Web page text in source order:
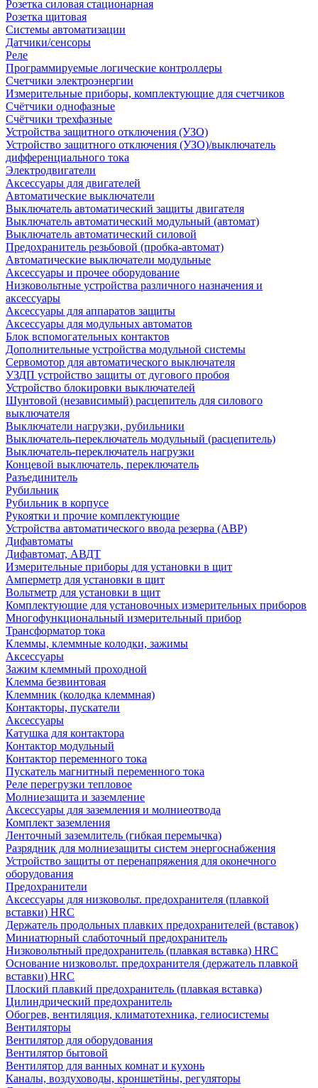
Розетка силовая стационарная
Розетка щитовая
Системы автоматизации
Датчики/сенсоры
Реле
Программируемые логические контроллеры
Счетчики электроэнергии
Измерительные приборы, комплектующие для счетчиков
Счётчики однофазные
Счётчики трехфазные
Устройства защитного отключения (УЗО)
Устройство защитного отключения (УЗО)/выключатель
дифференциального тока
Электродвигатели
Аксессуары для двигателей
Автоматические выключатели
Выключатель автоматический защиты двигателя
Выключатель автоматический модульный (автомат)
Выключатель автоматический силовой
Предохранитель резьбовой (пробка-автомат)
Автоматические выключатели модульные
Аксессуары и прочее оборудование
Низковольтные устройства различного назначения и
аксессуары
Аксессуары для аппаратов защиты
Аксессуары для модульных автоматов
Блок вспомогательных контактов
Дополнительные устройства модульной системы
Сервомотор для автоматического выключателя
УЗДП устройство защиты от дугового пробоя
Устройство блокировки выключателей
Шунтовой (независимый) расцепитель для силового
выключателя
Выключатели нагрузки, рубильники
Выключатель-переключатель модульный (расцепитель)
Выключатель-переключатель нагрузки
Концевой выключатель, переключатель
Разъединитель
Рубильник
Рубильник в корпусе
Рукоятки и прочие комплектующие
Устройства автоматического ввода резерва (АВР)
Дифавтоматы
Дифавтомат, АВДТ
Измерительные приборы для установки в щит
Амперметр для установки в щит
Вольтметр для установки в щит
Комплектующие для установочных измерительных приборов
Многофункциональный измерительный прибор
Трансформатор тока
Клеммы, клеммные колодки, зажимы
Аксессуары
Зажим клеммный проходной
Клемма безвинтовая
Клеммник (колодка клеммная)
Контакторы, пускатели
Аксессуары
Катушка для контактора
Контактор модульный
Контактор переменного тока
Пускатель магнитный переменного тока
Реле перегрузки тепловое
Молниезащита и заземление
Аксессуары для заземления и молниеотвода
Комплект заземления
Ленточный заземлитель (гибкая перемычка)
Разрядник для молниезащиты систем энергоснабжения
Устройство защиты от перенапряжения для оконечного
оборудования
Предохранители
Аксессуары для низковольт. предохранителя (плавкой
вставки) HRC
Держатель продольных плавких предохранителей (вставок)
Миниатюрный слаботочный предохранитель
Низковольтный предохранитель (плавкая вставка) HRC
Основание низковольт. предохранителя (держатель плавкой
вставки) HRC
Плоский плавкий предохранитель (плавкая вставка)
Цилиндрический предохранитель
Обогрев, вентиляция, климатотехника, гелиосистемы
Вентиляторы
Вентилятор для оборудования
Вентилятор бытовой
Вентилятор для ванных комнат и кухонь
Каналы, воздуховоды, кроншетйны, регуляторы